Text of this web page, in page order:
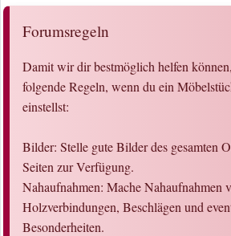
Forumsregeln
Damit wir dir bestmöglich helfen
folgende Regeln, wenn du ein
einstellst:
Bilder: Stelle gute Bilder des gesamten
Seiten zur Verfügung.
Nahaufnahmen: Mache Nahaufnahmen
Holzverbindungen, Beschlägen und
Besonderheiten.